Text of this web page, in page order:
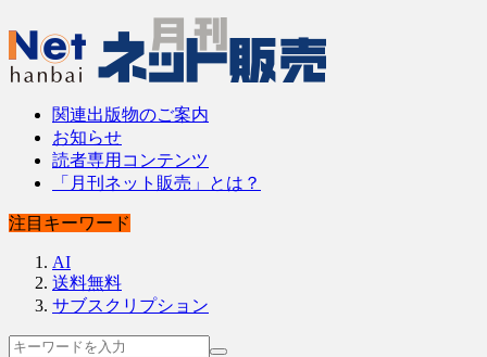
関連出版物のご案内
お知らせ
読者専用コンテンツ
「月刊ネット販売」とは？
注目キーワード
AI
送料無料
サブスクリプション